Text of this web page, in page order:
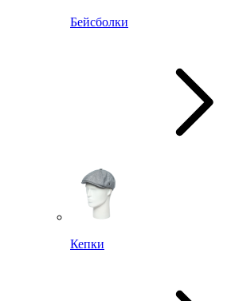
Бейсболки
Кепки